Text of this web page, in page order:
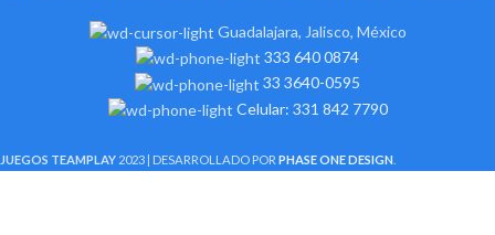
Guadalajara, Jalisco, México
333 640 0874
33 3640-0595
Celular: 331 842 7790
JUEGOS TEAMPLAY 2023 | DESARROLLADO POR PHASE ONE DESIGN